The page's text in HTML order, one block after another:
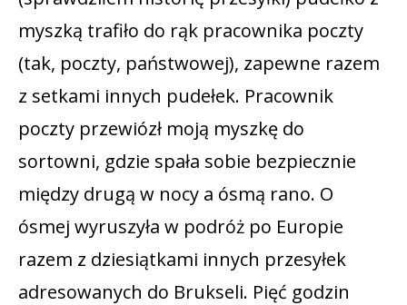
myszką trafiło do rąk pracownika poczty
(tak, poczty, państwowej), zapewne razem
z setkami innych pudełek. Pracownik
poczty przewiózł moją myszkę do
sortowni, gdzie spała sobie bezpiecznie
między drugą w nocy a ósmą rano. O
ósmej wyruszyła w podróż po Europie
razem z dziesiątkami innych przesyłek
adresowanych do Brukseli. Pięć godzin